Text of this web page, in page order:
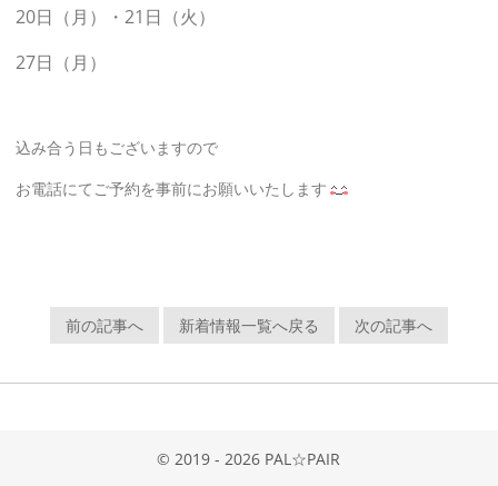
20日（月）・21日（火）
27日（月）
込み合う日もございますので
お電話にてご予約を事前にお願いいたします
前の記事へ 新着情報一覧へ戻る 次の記事へ
© 2019 - 2026 PAL☆PAIR